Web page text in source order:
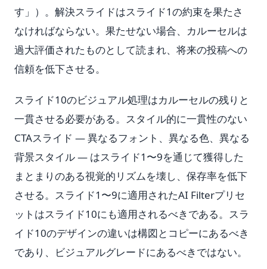
す」）。解決スライドはスライド1の約束を果たさ
なければならない。果たせない場合、カルーセルは
過大評価されたものとして読まれ、将来の投稿への
信頼を低下させる。
スライド10のビジュアル処理はカルーセルの残りと
一貫させる必要がある。スタイル的に一貫性のない
CTAスライド — 異なるフォント、異なる色、異なる
背景スタイル — はスライド1〜9を通じて獲得した
まとまりのある視覚的リズムを壊し、保存率を低下
させる。スライド1〜9に適用されたAI Filterプリセ
ットはスライド10にも適用されるべきである。スラ
イド10のデザインの違いは構図とコピーにあるべき
であり、ビジュアルグレードにあるべきではない。